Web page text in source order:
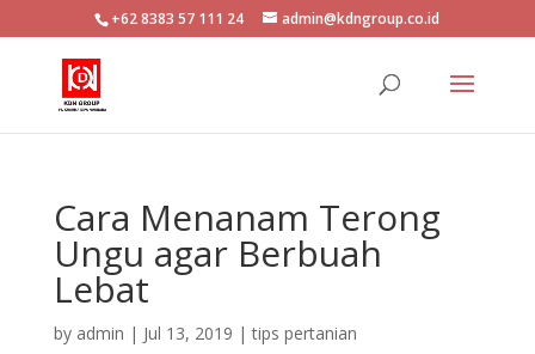
+62 8383 57 111 24 admin@kdngroup.co.id
Cara Menanam Terong
Ungu agar Berbuah
Lebat
by admin | Jul 13, 2019 |tips pertanian